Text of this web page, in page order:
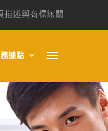
描述與商標無關
據點